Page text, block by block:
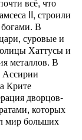
II, строили
В
суровые и
Хаттусы и
металлов. В
Крите
дворцов-
которых
мир больших